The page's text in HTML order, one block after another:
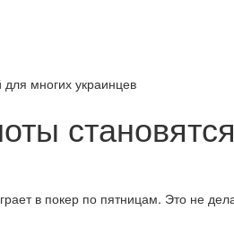
для многих украинцев
в покер по пятницам. Это не